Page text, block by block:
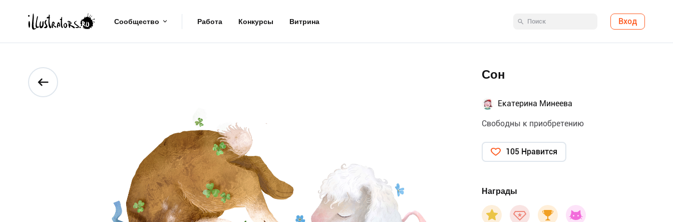
Сообщество Работа Конкурсы Витрина Вход
Сон
Екатерина Минеева
Свободны к приобретению
105 Нравится
Награды